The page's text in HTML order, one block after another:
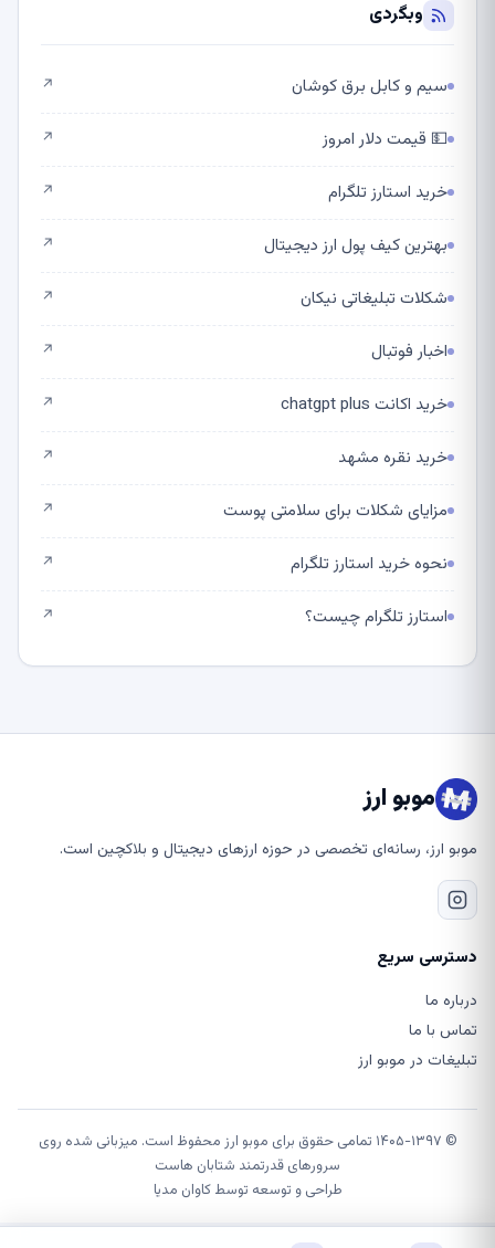
وبگردی
سیم و کابل برق کوشان ↗
💵 قیمت دلار امروز ↗
خرید استارز تلگرام ↗
بهترین کیف پول ارز دیجیتال ↗
شکلات تبلیغاتی نیکان ↗
اخبار فوتبال ↗
خرید اکانت chatgpt plus ↗
خرید نقره مشهد ↗
مزایای شکلات برای سلامتی پوست ↗
نحوه خرید استارز تلگرام ↗
استارز تلگرام چیست؟ ↗
موبو ارز
موبو ارز، رسانه‌ای تخصصی در حوزه ارزهای دیجیتال و بلاکچین است.
دسترسی سریع
درباره ما
تماس با ما
تبلیغات در موبو ارز
© ۱۴۰۵-۱۳۹۷ تمامی حقوق برای موبو ارز محفوظ است. میزبانی شده روی
سرورهای قدرتمند شتابان هاست
طراحی و توسعه توسطکاوان مدیا